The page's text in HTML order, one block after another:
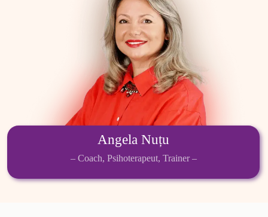
Angela Nuțu
– Coach, Psihoterapeut, Trainer –